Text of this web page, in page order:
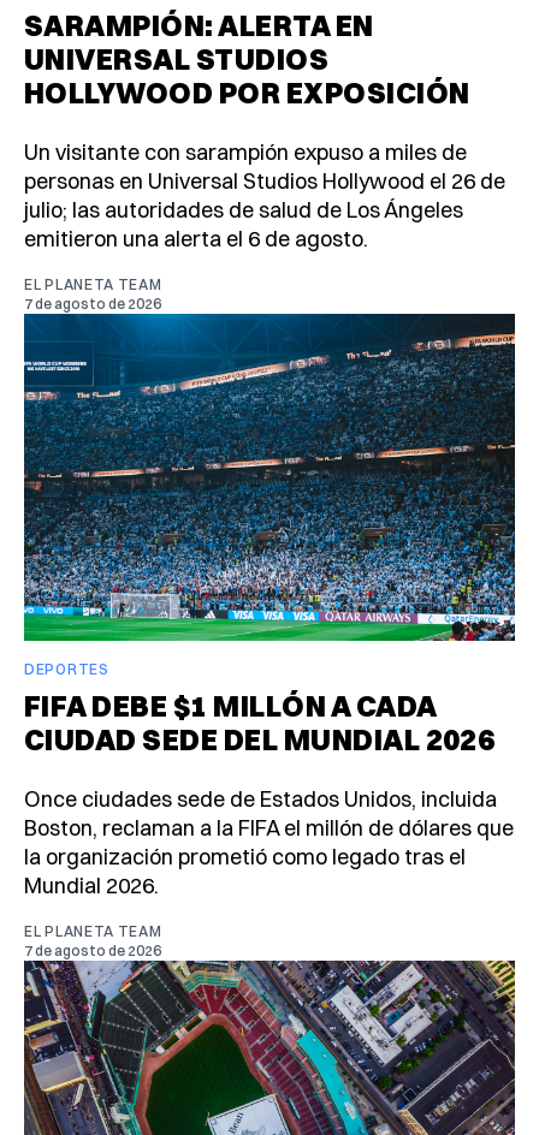
SARAMPIÓN: ALERTA EN
UNIVERSAL STUDIOS
HOLLYWOOD POR EXPOSICIÓN
Un visitante con sarampión expuso a miles de
personas en Universal Studios Hollywood el 26 de
julio; las autoridades de salud de Los Ángeles
emitieron una alerta el 6 de agosto.
EL PLANETA TEAM
7 de agosto de 2026
DEPORTES
FIFA DEBE $1 MILLÓN A CADA
CIUDAD SEDE DEL MUNDIAL 2026
Once ciudades sede de Estados Unidos, incluida
Boston, reclaman a la FIFA el millón de dólares que
la organización prometió como legado tras el
Mundial 2026.
EL PLANETA TEAM
7 de agosto de 2026